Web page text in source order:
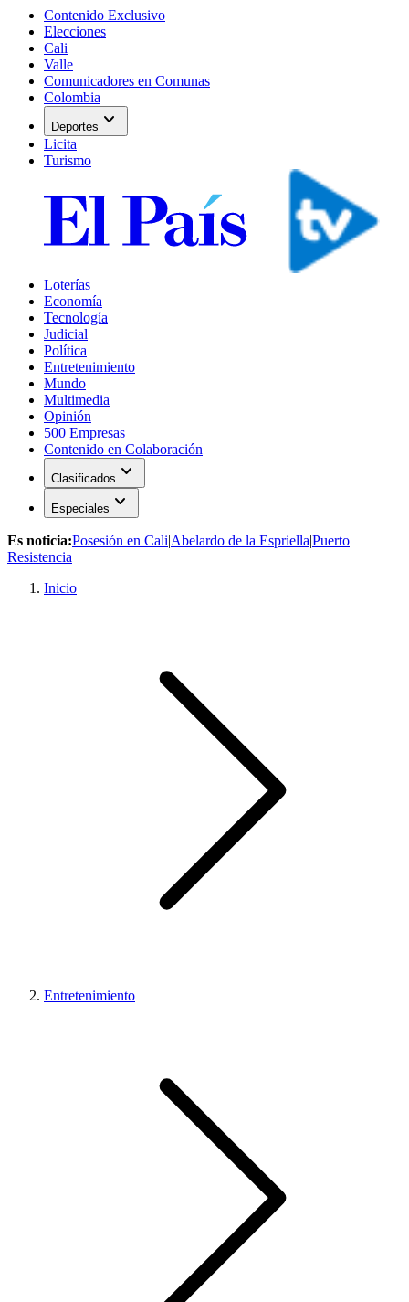
Contenido Exclusivo
Elecciones
Cali
Valle
Comunicadores en Comunas
Colombia
Deportes expand_more
Licita
Turismo
Loterías
Economía
Tecnología
Judicial
Política
Entretenimiento
Mundo
Multimedia
Opinión
500 Empresas
Contenido en Colaboración
Clasificados expand_more
Especiales expand_more
Es noticia:Posesión en Cali|Abelardo de la Espriella|Puerto
Resistencia
Inicio
Entretenimiento